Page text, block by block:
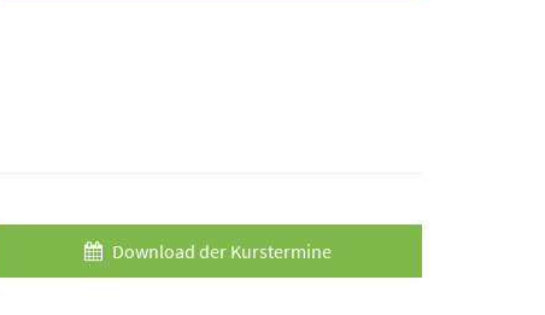
Download der Kurstermine